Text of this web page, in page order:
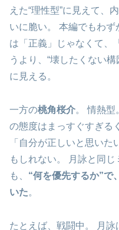
えた“理性型”に見えて、
いに脆い。 本編でもわ
は「正義」じゃなくて、
うより、“壊したくない
に見える。
一方の桃角桜介。 情熱型
の態度はまっすぐすぎる
「自分が正しいと思い
もしれない。 月詠と同
も、 “何を優先するか”で
いた。
たとえば、戦闘中。 月